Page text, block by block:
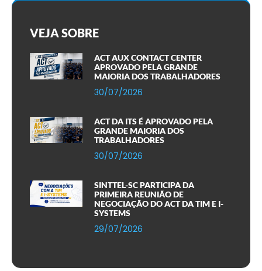
VEJA SOBRE
ACT AUX CONTACT CENTER
APROVADO PELA GRANDE
MAIORIA DOS TRABALHADORES
30/07/2026
ACT DA ITS É APROVADO PELA
GRANDE MAIORIA DOS
TRABALHADORES
30/07/2026
SINTTEL-SC PARTICIPA DA
PRIMEIRA REUNIÃO DE
NEGOCIAÇÃO DO ACT DA TIM E I-
SYSTEMS
29/07/2026